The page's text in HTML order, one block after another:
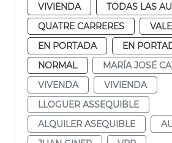
VIVIENDA
TODAS LAS
QUATRE CARRERES
EN PORTADA
EN
NORMAL
MARÍA JOSÉ
VIVENDA
VIVIENDA
LLOGUER ASSEQUIBLE
ALQUILER ASEQUIBLE